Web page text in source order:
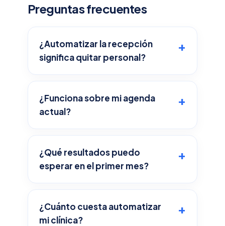
Preguntas frecuentes
¿Automatizar la recepción
significa quitar personal?
¿Funciona sobre mi agenda
actual?
¿Qué resultados puedo
esperar en el primer mes?
¿Cuánto cuesta automatizar
mi clínica?